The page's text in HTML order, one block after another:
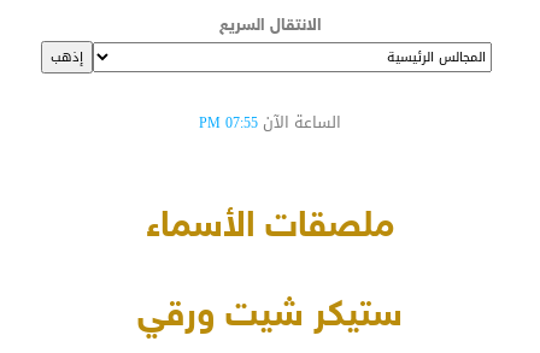
الانتقال السريع
الساعة الآن 07:55 PM
ملصقات الأسماء
ستيكر شيت ورقي